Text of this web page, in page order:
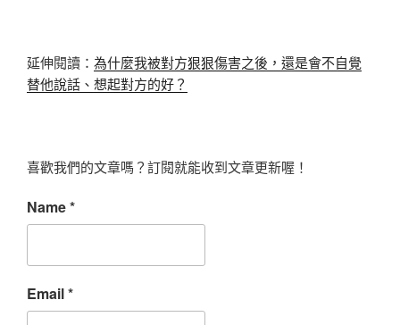
延伸閱讀： 為什麼我被對方狠狠傷害之後，還是會不自覺
替他說話、想起對方的好？
喜歡我們的文章嗎？訂閱就能收到文章更新喔！
Name*
Email*